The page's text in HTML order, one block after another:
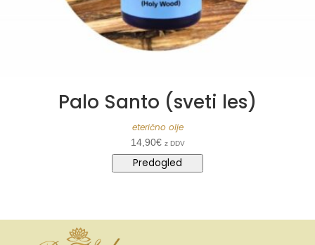
Palo Santo (sveti les)
eterično olje
14,90€ z DDV
Predogled